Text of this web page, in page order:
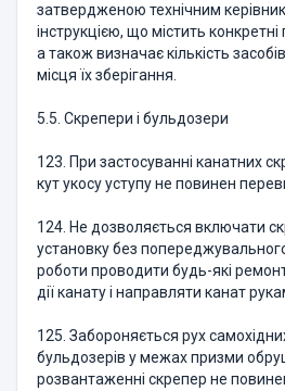
затвердженою технічним
інструкцією, що містить
а також визначає кількість
місця їх зберігання.
5.5. Скрепери і бульдозери
123. При застосуванні канатних
кут укосу уступу не повинен
124. Не дозволяється включати
установку без попереджувального
роботи проводити будь-які
дії канату і направляти канат
125. Забороняється рух
бульдозерів у межах призми
розвантаженні скрепер не